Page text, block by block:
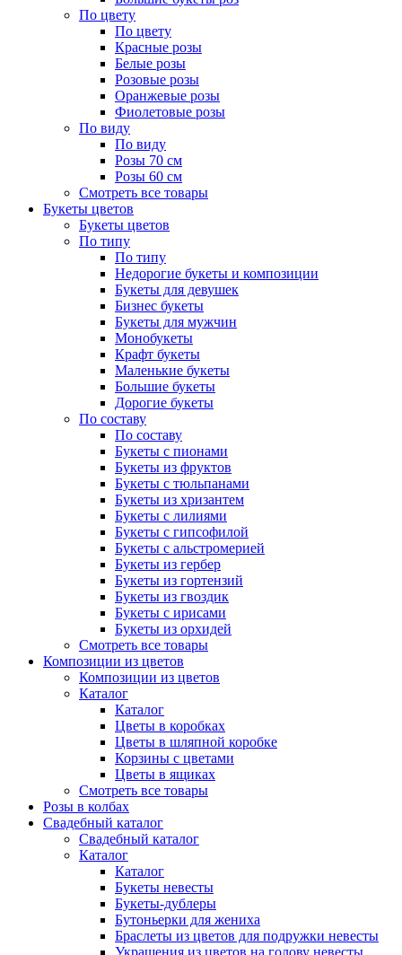
По цвету
По цвету
Красные розы
Белые розы
Розовые розы
Оранжевые розы
Фиолетовые розы
По виду
По виду
Розы 70 см
Розы 60 см
Смотреть все товары
Букеты цветов
Букеты цветов
По типу
По типу
Недорогие букеты и композиции
Букеты для девушек
Бизнес букеты
Букеты для мужчин
Монобукеты
Крафт букеты
Маленькие букеты
Большие букеты
Дорогие букеты
По составу
По составу
Букеты с пионами
Букеты из фруктов
Букеты с тюльпанами
Букеты из хризантем
Букеты с лилиями
Букеты с гипсофилой
Букеты с альстромерией
Букеты из гербер
Букеты из гортензий
Букеты из гвоздик
Букеты с ирисами
Букеты из орхидей
Смотреть все товары
Композиции из цветов
Композиции из цветов
Каталог
Каталог
Цветы в коробках
Цветы в шляпной коробке
Корзины с цветами
Цветы в ящиках
Смотреть все товары
Розы в колбах
Свадебный каталог
Свадебный каталог
Каталог
Каталог
Букеты невесты
Букеты-дублеры
Бутоньерки для жениха
Браслеты из цветов для подружки невесты